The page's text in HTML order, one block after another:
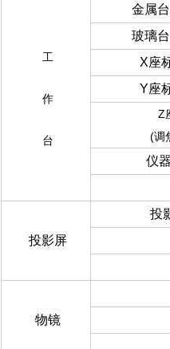
工
作
台
金属
玻璃
X座
Y座
Z
(调
仪
投影屏
投
物镜